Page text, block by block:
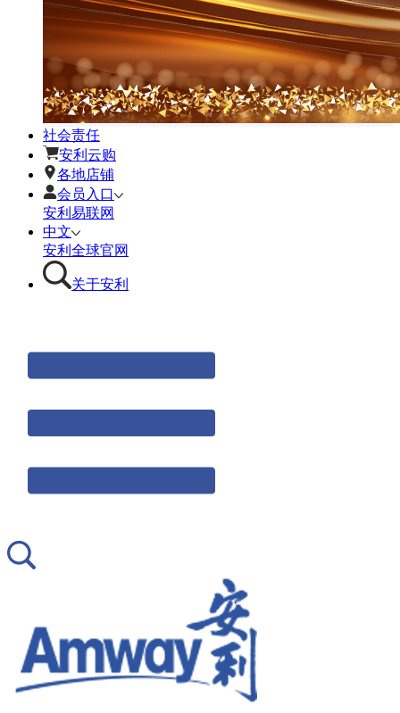
社会责任
安利云购
各地店铺
会员入口
安利易联网
中文
安利全球官网
关于安利